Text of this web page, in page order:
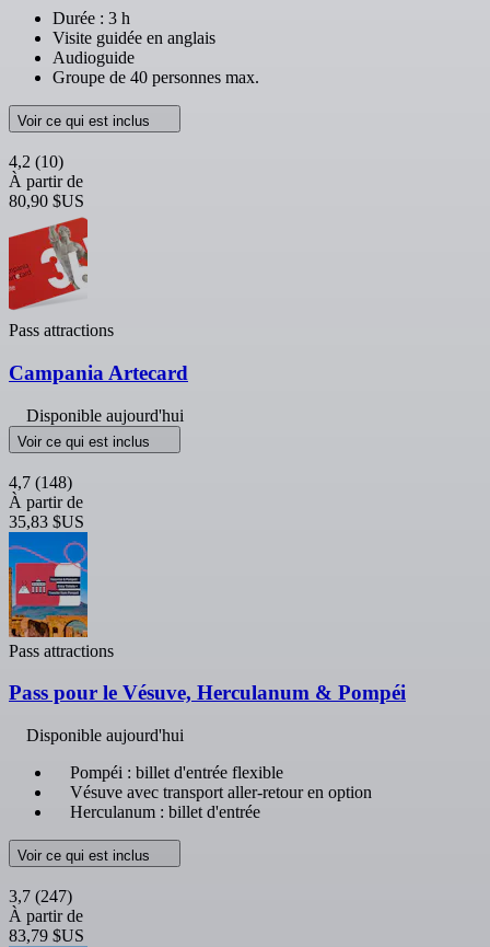
Durée : 3 h
Visite guidée en anglais
Audioguide
Groupe de 40 personnes max.
Voir ce qui est inclus
4,2 (10)
À partir de
80,90 $US
Pass attractions
Campania Artecard
Disponible aujourd'hui
Voir ce qui est inclus
4,7 (148)
À partir de
35,83 $US
Pass attractions
Pass pour le Vésuve, Herculanum & Pompéi
Disponible aujourd'hui
Pompéi : billet d'entrée flexible
Vésuve avec transport aller-retour en option
Herculanum : billet d'entrée
Voir ce qui est inclus
3,7 (247)
À partir de
83,79 $US